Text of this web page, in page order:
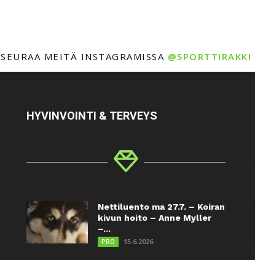
SEURAA MEITÄ INSTAGRAMISSA @SPORTTIRAKKI
HYVINVOINTI & TERVEYS
Nettiluento ma 27.7. – Koiran
kivun hoito – Anne Myller
–...
PRO 15.6.2026